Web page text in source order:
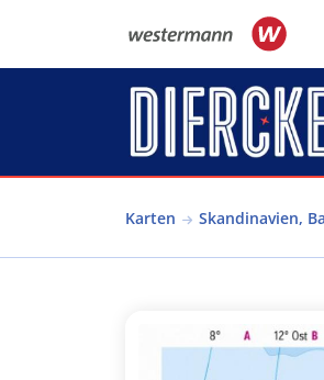
Karten Skandinavien,